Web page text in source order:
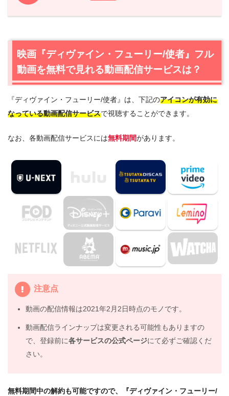
1.映画『ディヴァイン・フューリー/使者』フル動画を無料
NEXTが一番おすすめ
1.2映画『ディヴァイン・フューリー/使者』を動画配信＆
宅配レンタルで楽しめるTSUTAYA TVもおすすめ
2. 映画『ディヴァイン・フューリー/使者』作品情報
2.1映画『ディヴァイン・フューリー/使者』あらすじ
映画『ディヴァイン・フューリー/使者』キャスト・登
3.映画『ディヴァイン・フューリー/使者』を見たい人にお
すすめの関連作品
3.1 『ミッドナイト・ランナー』（2017年）
3.2 『パラサイト 半地下の家族』（2019年）
『悪のクロニクル』（2015年）
4.
映画『ディヴァイン・フューリー/使者』の動画は
DailymotionやPandoraではなく、配信サービスで安全に
見よう
5.
聴まとめ
映画『ディヴァイン・フューリー/使者』フル
動画を無料で見れる動画配信サービスは？
『ディヴァイン・フューリー/使者』は、下記のアイコンが有効に
なっている動画配信サービスで視聴することができます。
なお、各動画配信サービスには無料期間があります。
注意点
動画の配信情報は2021年2月2日時点のモノです。
動画配信ラインナップは変更される可能性もありますの
で、登録前に各サービスの公式ページにて必ずご確認くだ
さい。
無料期間中の解約も可能ですので、『ディヴァイン・フューリー/